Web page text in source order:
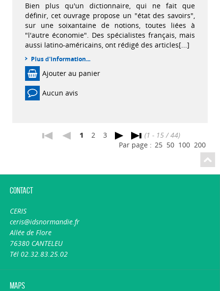
Bien plus qu'un dictionnaire, qui ne fait que
définir, cet ouvrage propose un "état des savoirs",
sur une soixantaine de notions, toutes liées à
"l'autre économie". Des spécialistes français, mais
aussi latino-américains, ont rédigé des articles[...]
Plus d'information...
Ajouter au panier
Aucun avis
1 2 3
(1 - 15 / 44)
Par page : 25 50 100 200
Contact
CERIS
ceris@idsnormandie.fr
Allée de Flore
76380 CANTELEU
Tél 02.32.83.25.02
Maps